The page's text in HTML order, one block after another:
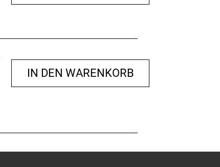
IN DEN WARENKORB